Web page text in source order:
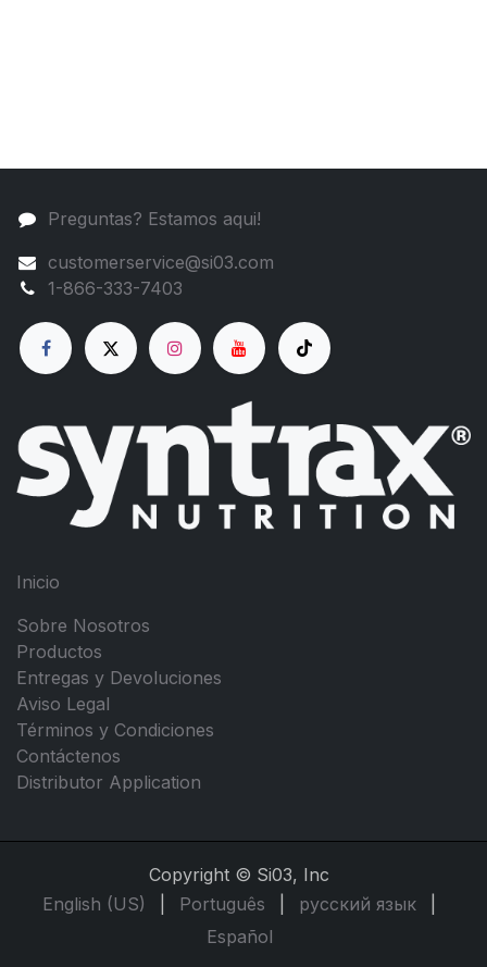
Preguntas? Estamos aqui!
customerservice@si03.com
1-866-333-7403
Inicio
Sobre Nosotros
Productos
Entregas y Devoluciones
Aviso Legal
Términos y Condiciones
Contáctenos
Distributor Application
Copyright © Si03, Inc
English (US)
Português русский язык
Español